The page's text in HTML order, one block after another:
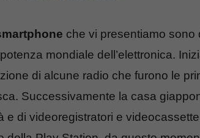
che vi presentiamo sono
mondiale dell’elettronica.
di alcune radio che furono le
Successivamente la casa
e di videoregistratori e